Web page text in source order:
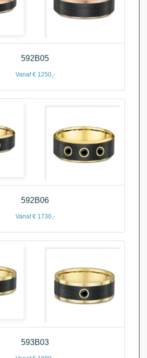
592B05
Vanaf € 1250,-
592B06
Vanaf € 1730,-
593B03